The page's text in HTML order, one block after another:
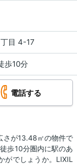
目 4-17
歩10分
電話する
さが13.48㎡の物件で
歩10分圏内に駅のあ
がでしょうか。LIXIL